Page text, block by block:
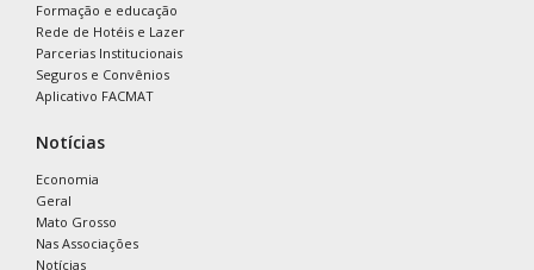
Formação e educação
Rede de Hotéis e Lazer
Parcerias Institucionais
Seguros e Convênios
Aplicativo FACMAT
Notícias
Economia
Geral
Mato Grosso
Nas Associações
Notícias